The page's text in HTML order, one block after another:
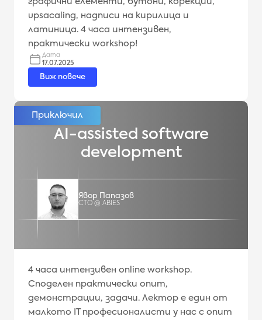
upsacaling, надписи на кирилица и
латиница. 4 часa интензивен,
практически workshop!
Дата
17.07.2025
Виж повече
AI-assisted software
development
Явор Папазов
CTO @ ABIES
4 часa интензивен online workshop.
Споделен практически опит,
демонстрации, задачи. Лектор е един от
малкото IT професионалисти у нас с опит